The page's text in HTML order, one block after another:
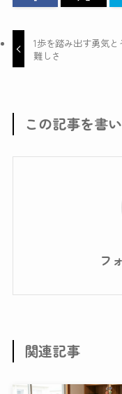
1歩を踏み出す勇気と
難しさ
この記事を書
フ
関連記事